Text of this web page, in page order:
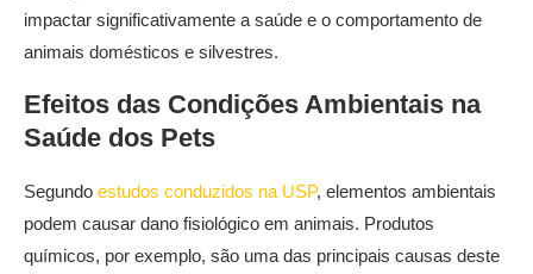
impactar significativamente a saúde e o comportamento de
animais domésticos e silvestres.
Efeitos das Condições Ambientais na
Saúde dos Pets
Segundo estudos conduzidos na USP, elementos ambientais
podem causar dano fisiológico em animais. Produtos
químicos, por exemplo, são uma das principais causas deste